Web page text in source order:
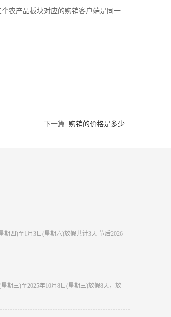
农产品板块对应的购销客户端是同一
下一篇: 购销的价格是多少
期四)至1月3日(星期六)放假共计3天 节后2026
期三)至2025年10月8日(星期三)放假8天，放